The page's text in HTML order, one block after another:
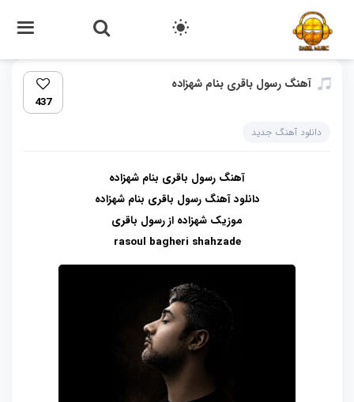
آهنگ رسول باقری بنام شهزاده
437
دانلود آهنگ جدید
آهنگ رسول باقری بنام شهزاده
دانلود آهنگ رسول باقری بنام شهزاده
موزیک شهزاده از رسول باقری
rasoul bagheri shahzade